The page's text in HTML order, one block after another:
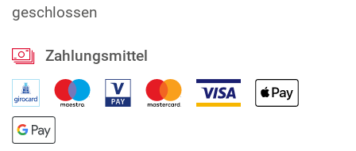
geschlossen
Zahlungsmittel